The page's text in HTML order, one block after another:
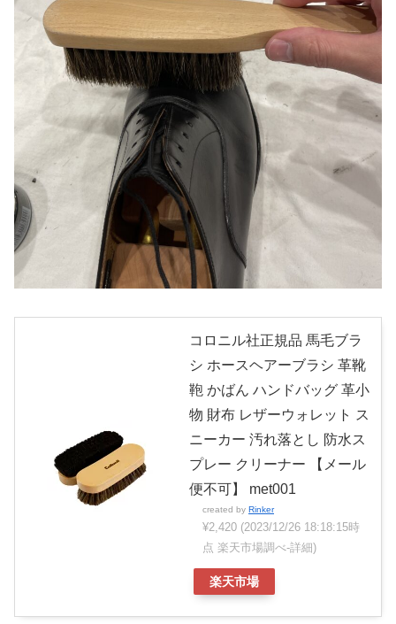
コロニル社正規品 馬毛ブラ
シ ホースヘアーブラシ 革靴
鞄 かばん ハンドバッグ 革小
物 財布 レザーウォレット ス
ニーカー 汚れ落とし 防水ス
プレー クリーナー 【メール
便不可】 met001
created by Rinker
¥2,420 (2023/12/26 18:18:15時
点 楽天市場調べ-詳細)
楽天市場